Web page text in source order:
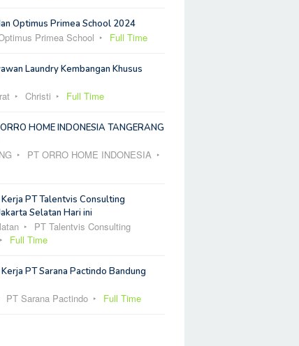
Optimus Primea School 2024
Primea School Full Time
Laundry Kembangan Khusus
Christi Full Time
HOME INDONESIA TANGERANG
PT ORRO HOME INDONESIA
PT Talentvis Consulting
Selatan Hari ini
PT Talentvis Consulting
Full Time
PT Sarana Pactindo Bandung
PT Sarana Pactindo Full Time